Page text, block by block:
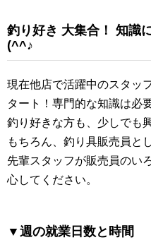
釣り好き 大集合！ 知識
(^^♪
現在他店で活躍中のスタッ
タート！専門的な知識は必
釣り好きな方も、少しでも
もちろん、釣り具販売員と
先輩スタッフが販売員のい
心してください。
▼週の就業日数と時間